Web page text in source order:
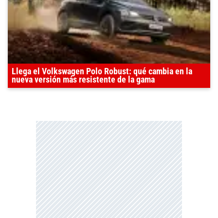
Llega el Volkswagen Polo Robust: qué cambia en la
nueva versión más resistente de la gama